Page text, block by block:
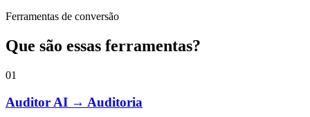
Ferramentas de conversão
Que são essas ferramentas?
01
Auditor AI → Auditoria